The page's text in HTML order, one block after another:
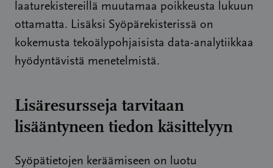
laaturekistereillä muutamaa poikkeusta lukuun
ottamatta. Lisäksi Syöpärekisterissä on
kokemusta tekoälypohjaisista data-analytiikkaa
hyödyntävistä menetelmistä.
Lisäresursseja tarvitaan
lisääntyneen tiedon käsittelyyn
Syöpätietojen keräämiseen on luotu